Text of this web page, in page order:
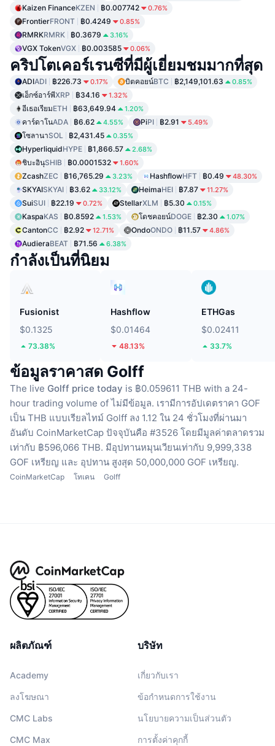
Kaizen FinanceKZEN ฿0.007742 0.76%
FrontierFRONT ฿0.4249 0.85%
RMRKRMRK ฿0.3679 3.16%
VGX TokenVGX ฿0.003585 0.06%
คริปโตเคอร์เรนซีที่มีผู้เยี่ยมชมมากที่สุด
ADIADI ฿226.73 0.17% บิตคอยน์BTC ฿2,149,101.63 0.85%
เอ็กซ์อาร์พีXRP ฿34.16 1.32%
อีเธอเรียมETH ฿63,649.94 1.20%
คาร์ดาโนADA ฿6.62 4.55% PiPI ฿2.91 5.49%
โซลานาSOL ฿2,431.45 0.35%
HyperliquidHYPE ฿1,866.57 2.68%
ชิบะอินุSHIB ฿0.0001532 1.60%
ZcashZEC ฿16,765.29 3.23% HashflowHFT ฿0.49 48.30%
SKYAISKYAI ฿3.62 33.12% HeimaHEI ฿7.87 11.27%
SuiSUI ฿22.19 0.72% StellarXLM ฿5.30 0.15%
KaspaKAS ฿0.8592 1.53% โดชคอยน์DOGE ฿2.30 1.07%
CantonCC ฿2.92 12.71% OndoONDO ฿11.57 4.86%
AudieraBEAT ฿71.56 6.38%
กำลังเป็นที่นิยม
Fusionist
$0.1325
73.38%
Hashflow
$0.01464
48.13%
ETHGas
$0.02411
33.7%
ข้อมูลราคาสด Golff
The live Golff price today is ฿0.059611 THB with a 24-
hour trading volume of ไม่มีข้อมูล. เรามีการอัปเดตราคา GOF
เป็น THB แบบเรียลไทม์ Golff ลง 1.12 ใน 24 ชั่วโมงที่ผ่านมา
อันดับ CoinMarketCap ปัจจุบันคือ #3526 โดยมีมูลค่าตลาดรวม
เท่ากับ ฿596,066 THB. มีอุปทานหมุนเวียนเท่ากับ 9,999,338
GOF เหรียญ และ อุปทาน สูงสุด 50,000,000 GOF เหรียญ.
CoinMarketCap โทเคน Golff
ผลิตภัณฑ์
Academy
ลงโฆษณา
CMC Labs
CMC Max
บริษัท
เกี่ยวกับเรา
ข้อกำหนดการใช้งาน
นโยบายความเป็นส่วนตัว
การตั้งค่าคุกกี้